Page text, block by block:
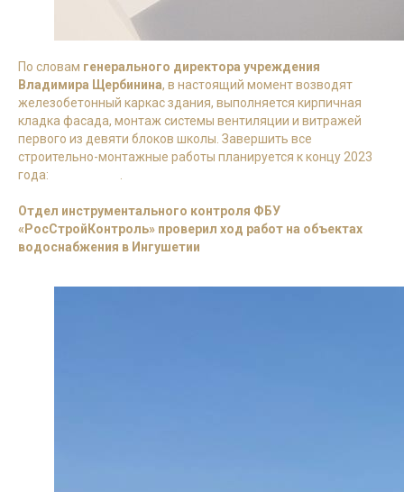
По словам генерального директора учреждения
Владимира Щербинина, в настоящий момент возводят
железобетонный каркас здания, выполняется кирпичная
кладка фасада, монтаж системы вентиляции и витражей
первого из девяти блоков школы. Завершить все
строительно-монтажные работы планируется к концу 2023
года:
Отдел инструментального контроля ФБУ
«РосСтройКонтроль» проверил ход работ на объектах
водоснабжения в Ингушетии